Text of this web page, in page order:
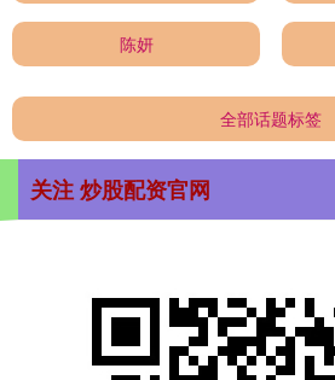
陈妍
全部话题标签
关注 炒股配资官网